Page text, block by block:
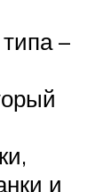
–
и